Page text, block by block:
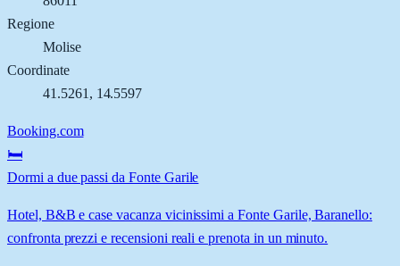
Regione
Molise
Coordinate
41.5261 , 14.5597
Booking.com
🛏️
Dormi a due passi da Fonte Garile
Hotel, B&B e case vacanza vicinissimi a Fonte Garile, Baranello:
confronta prezzi e recensioni reali e prenota in un minuto.